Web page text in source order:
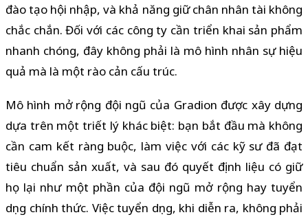
đào tạo hội nhập, và khả năng giữ chân nhân tài không
chắc chắn. Đối với các công ty cần triển khai sản phẩm
nhanh chóng, đây không phải là mô hình nhân sự hiệu
quả mà là một rào cản cấu trúc.
Mô hình mở rộng đội ngũ của Gradion được xây dựng
dựa trên một triết lý khác biệt: bạn bắt đầu mà không
cần cam kết ràng buộc, làm việc với các kỹ sư đã đạt
tiêu chuẩn sản xuất, và sau đó quyết định liệu có giữ
họ lại như một phần của đội ngũ mở rộng hay tuyển
dụng chính thức. Việc tuyển dụng, khi diễn ra, không phải